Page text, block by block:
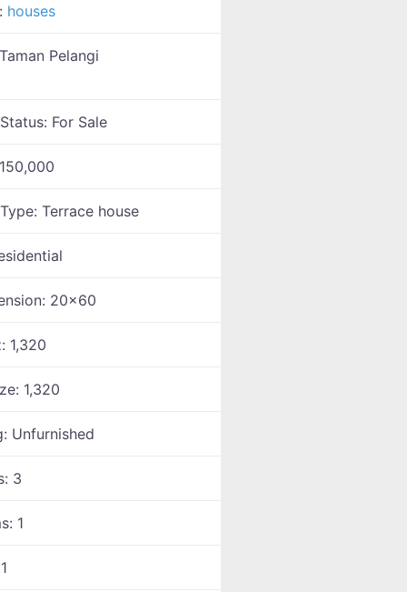
houses
Pelangi
For Sale
Terrace house
20x60
1,320
1,320
Unfurnished
3
1
1